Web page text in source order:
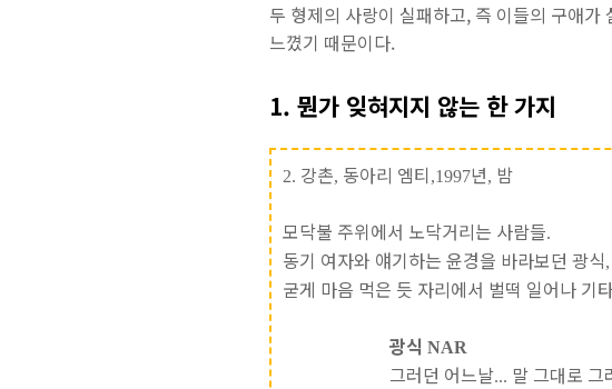
두 형제의 사랑이 실패하고, 즉 이들의 구애가
느꼈기 때문이다.
1. 뭔가 잊혀지지 않는 한 가지
2. 강촌, 동아리 엠티,1997년, 밤
모닥불 주위에서 노닥거리는 사람들.
동기 여자와 얘기하는 윤경을 바라보던 광식,
굳게 마음 먹은 듯 자리에서 벌떡 일어나 기
광식 NAR
그러던 어느날... 말 그대로 그